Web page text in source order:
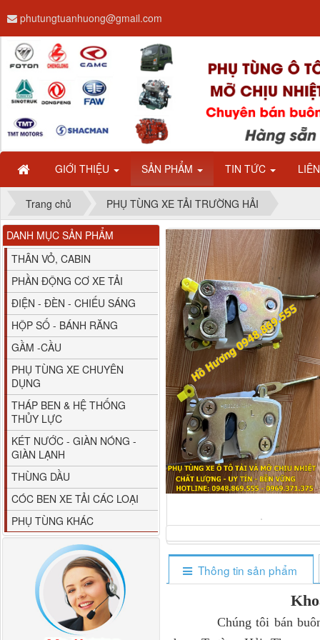
GIỚI THIỆU SẢN PHẨM TIN TỨC
phutungtuanhuong@gmail.com
Trang chủ PHỤ TÙNG XE TẢI TRƯỜNG HẢI
Thông tin sản phẩm
Chúng tôi bán buôn,
DANH MỤC SẢN PHẨM
THÂN VỎ, CABIN
PHẦN ĐỘNG CƠ XE TẢI
ĐIỆN - ĐÈN - CHIẾU SÁNG
HỘP SỐ - BÁNH RĂNG
GẦM -CẦU
PHỤ TÙNG XE CHUYÊN
DỤNG
THÁP BEN & HỆ THỐNG
THỦY LỰC
KÉT NƯỚC - GIÀN NÓNG -
GIÀN LẠNH
THÙNG DẦU
CÓC BEN XE TẢI CÁC LOẠI
PHỤ TÙNG KHÁC
Dây ga CAMC H08 dài
2.68m
Bình nước phụ
Chenglong hải âu...
80YHCB-60 Bơm xăng
dầu 60m3/h...
M4610162101A0 Tapbi